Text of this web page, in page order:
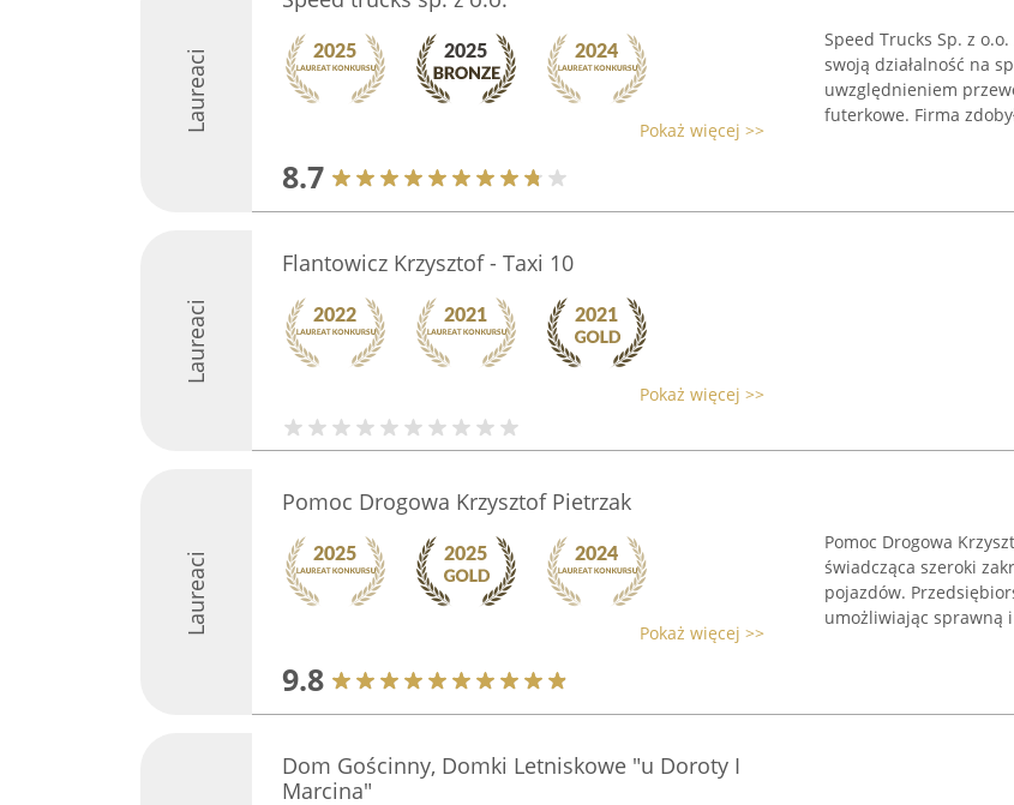
Laureaci Pokaż więcej >>
8.7
Speed Trucks Sp. z
swoją działalność na
uwzględnieniem
futerkowe. Firma
Laureaci
Flantowicz Krzysztof - Taxi 10
Pokaż więcej >>
Laureaci
Pomoc Drogowa Krzysztof Pietrzak
Pokaż więcej >>
9.8
Pomoc Drogowa
świadcząca szeroki
pojazdów.
umożliwiając sprawną
Dom Gościnny, Domki Letniskowe "u Doroty I
Marcina"